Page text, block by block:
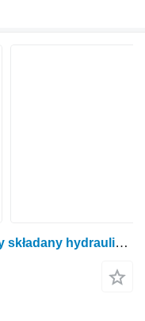
Awemak ciężki agregat uprawowy składany hydraulicznie PUMA, 5 m